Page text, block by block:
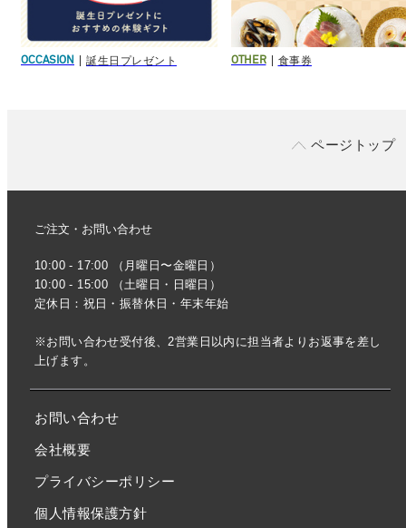
OCCASION 誕生日プレゼント OTHER 食事券
ページトップ
ご注文・お問い合わせ
10:00 - 17:00 （月曜日〜金曜日）
10:00 - 15:00 （土曜日・日曜日）
定休日：祝日・振替休日・年末年始
※お問い合わせ受付後、2営業日以内に担当者よりお返事を差し
上げます。
お問い合わせ
会社概要
プライバシーポリシー
個人情報保護方針